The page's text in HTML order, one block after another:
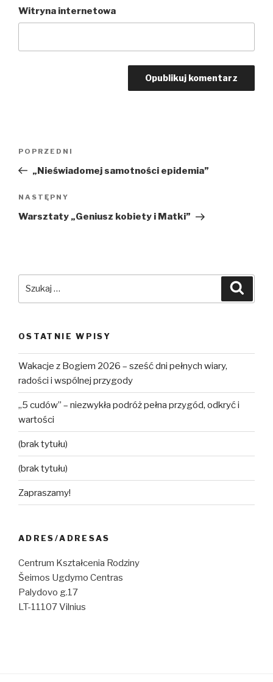
Witryna internetowa
Poprzedni
wpis
POPRZEDNI
„Nieświadomej samotności epidemia”
Następny
wpis
NASTĘPNY
Warsztaty „Geniusz kobiety i Matki”
OSTATNIE WPISY
Wakacje z Bogiem 2026 – sześć dni pełnych wiary,
radości i wspólnej przygody
„5 cudów” – niezwykła podróż pełna przygód, odkryć i
wartości
(brak tytułu)
(brak tytułu)
Zapraszamy!
ADRES/ADRESAS
Centrum Kształcenia Rodziny
Šeimos Ugdymo Centras
Palydovo g.17
LT-11107 Vilnius